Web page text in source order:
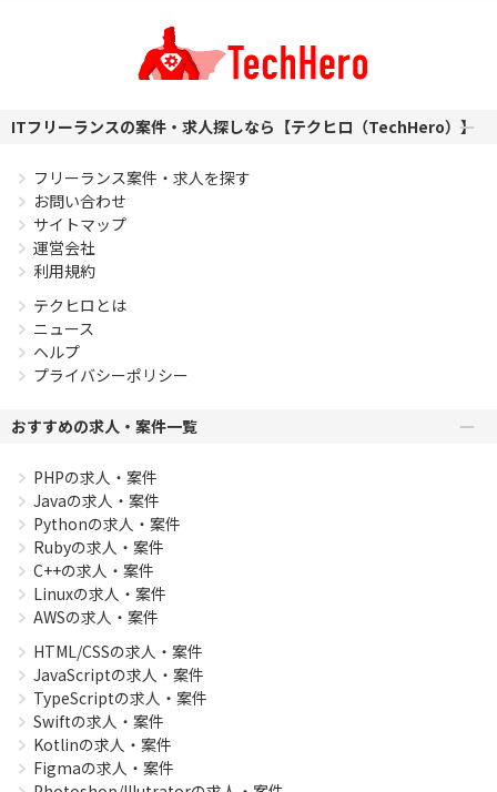
ITフリーランスの案件・求人探しなら【テクヒロ（TechHero）】
フリーランス案件・求人を探す
お問い合わせ
サイトマップ
運営会社
利用規約
テクヒロとは
ニュース
ヘルプ
プライバシーポリシー
おすすめの求人・案件一覧
PHPの求人・案件
Javaの求人・案件
Pythonの求人・案件
Rubyの求人・案件
C++の求人・案件
Linuxの求人・案件
AWSの求人・案件
HTML/CSSの求人・案件
JavaScriptの求人・案件
TypeScriptの求人・案件
Swiftの求人・案件
Kotlinの求人・案件
Figmaの求人・案件